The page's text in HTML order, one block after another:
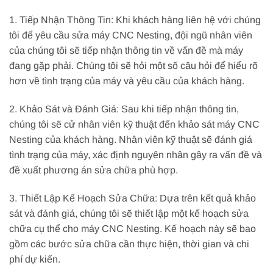
1. Tiếp Nhận Thông Tin: Khi khách hàng liên hệ với chúng
tôi để yêu cầu sửa máy CNC Nesting, đội ngũ nhân viên
của chúng tôi sẽ tiếp nhận thông tin về vấn đề mà máy
đang gặp phải. Chúng tôi sẽ hỏi một số câu hỏi để hiểu rõ
hơn về tình trạng của máy và yêu cầu của khách hàng.
2. Khảo Sát và Đánh Giá: Sau khi tiếp nhận thông tin,
chúng tôi sẽ cử nhân viên kỹ thuật đến khảo sát máy CNC
Nesting của khách hàng. Nhân viên kỹ thuật sẽ đánh giá
tình trạng của máy, xác định nguyên nhân gây ra vấn đề và
đề xuất phương án sửa chữa phù hợp.
3. Thiết Lập Kế Hoạch Sửa Chữa: Dựa trên kết quả khảo
sát và đánh giá, chúng tôi sẽ thiết lập một kế hoạch sửa
chữa cụ thể cho máy CNC Nesting. Kế hoạch này sẽ bao
gồm các bước sửa chữa cần thực hiện, thời gian và chi
phí dự kiến.